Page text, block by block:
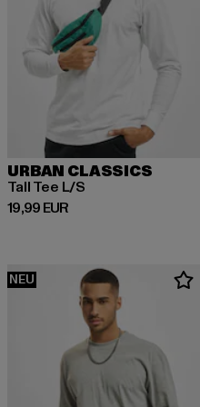
URBAN CLASSICS
Tall Tee L/S
19,99 EUR
Derzeitiger Preis: 19,99 EUR
NEU